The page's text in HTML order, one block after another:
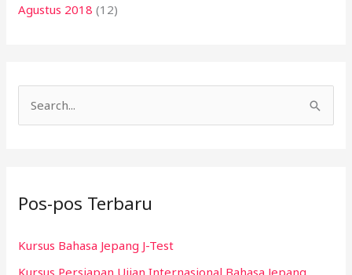
Agustus 2018 (12)
u
t
Pos-pos Terbaru
Kursus Bahasa Jepang J-Test
Kursus Persiapan Ujian Internasional Bahasa Jepang